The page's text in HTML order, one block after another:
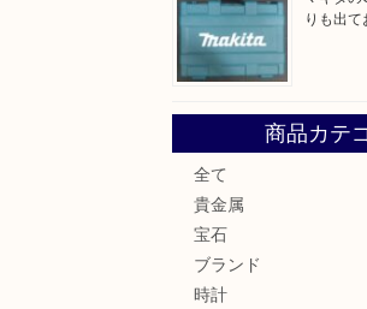
りも出
商品カテ
全て
貴金属
宝石
ブランド
時計